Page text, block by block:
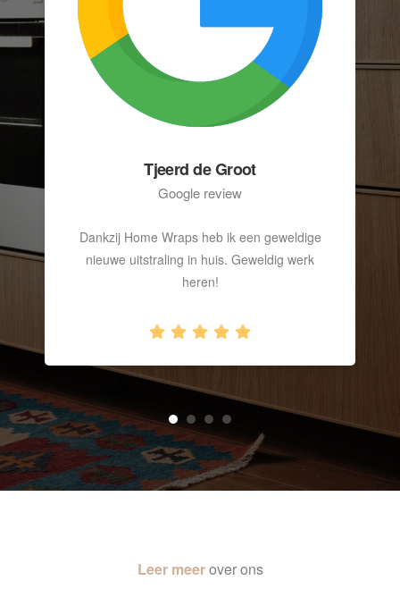
Tjeerd de Groot
Google review
Dankzij Home Wraps heb ik een geweldige
nieuwe uitstraling in huis. Geweldig werk
heren!
Leer meerover ons